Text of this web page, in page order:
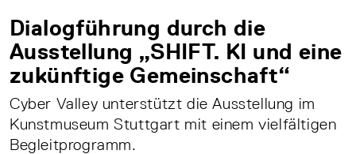
Dialogführung durch die
Ausstellung „SHIFT. KI und eine
zukünftige Gemeinschaft“
Cyber Valley unterstützt die Ausstellung im
Kunstmuseum Stuttgart mit einem vielfältigen
Begleitprogramm.